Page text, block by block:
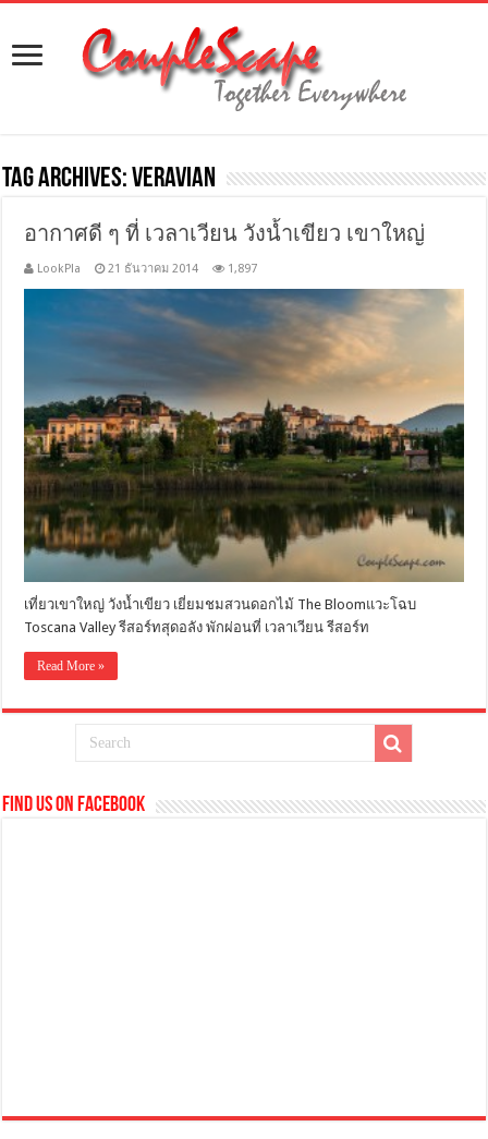
Tag Archives:veravian
อากาศดี ๆ ที่ เวลาเวียน วังน้ำเขียว เขาใหญ่
LookPla 21 ธันวาคม 2014 1,897
เที่ยวเขาใหญ่ วังน้ำเขียว เยี่ยมชมสวนดอกไม้ The Bloomแวะโฉบ
Toscana Valley รีสอร์ทสุดอลัง พักผ่อนที่ เวลาเวียน รีสอร์ท
Read More »
Find us on Facebook